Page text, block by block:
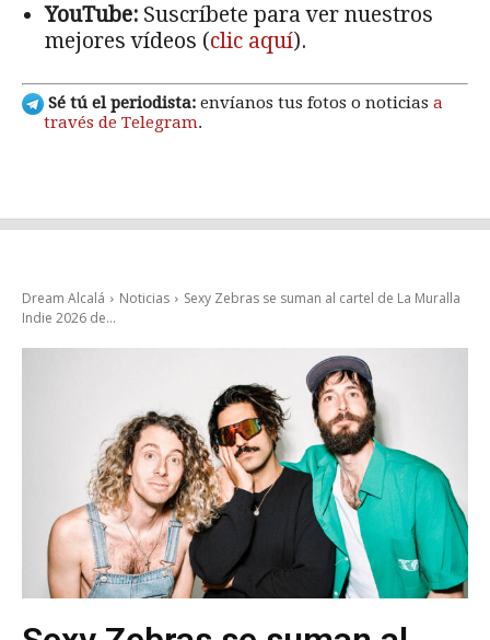
YouTube: Suscríbete para ver nuestros
mejores vídeos (clic aquí).
Sé tú el periodista: envíanos tus fotos o noticias a
través de Telegram.